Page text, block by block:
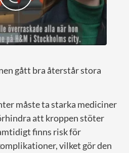
gått bra återstår stora
måste ta starka mediciner
att kroppen stöter
finns risk för
vilket gör den